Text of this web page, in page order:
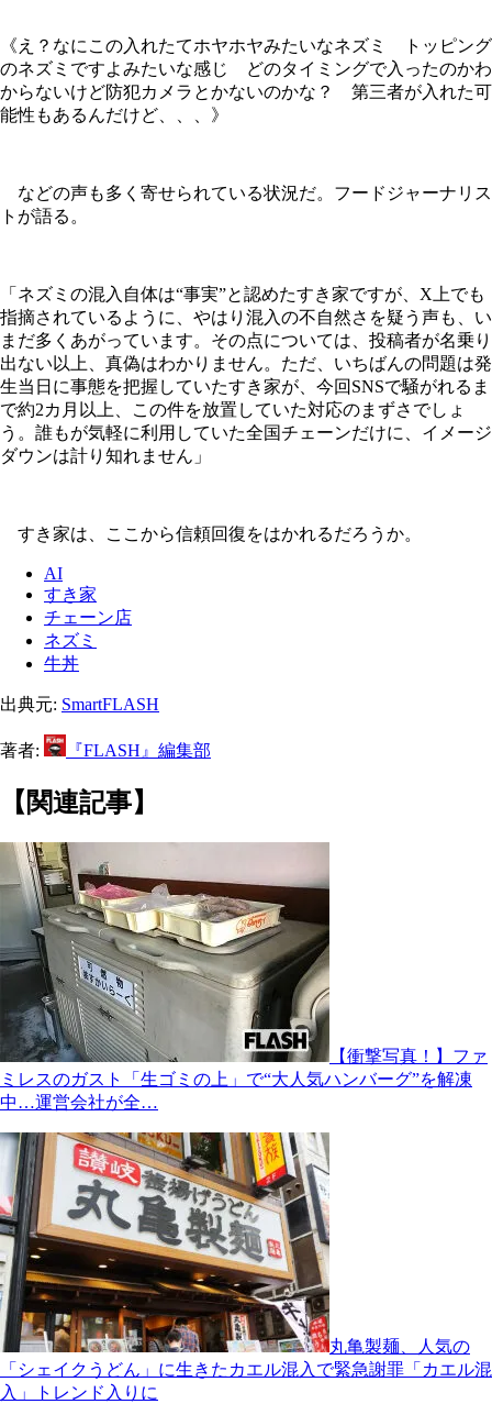
《え？なにこの入れたてホヤホヤみたいなネズミ トッピング
のネズミですよみたいな感じ どのタイミングで入ったのかわ
からないけど防犯カメラとかないのかな？ 第三者が入れた可
能性もあるんだけど、、、》
などの声も多く寄せられている状況だ。フードジャーナリス
トが語る。
「ネズミの混入自体は“事実”と認めたすき家ですが、X上でも
指摘されているように、やはり混入の不自然さを疑う声も、い
まだ多くあがっています。その点については、投稿者が名乗り
出ない以上、真偽はわかりません。ただ、いちばんの問題は発
生当日に事態を把握していたすき家が、今回SNSで騒がれるま
で約2カ月以上、この件を放置していた対応のまずさでしょ
う。誰もが気軽に利用していた全国チェーンだけに、イメージ
ダウンは計り知れません」
すき家は、ここから信頼回復をはかれるだろうか。
AI
すき家
チェーン店
ネズミ
牛丼
出典元: SmartFLASH
著者: 『FLASH』編集部
【関連記事】
【衝撃写真！】ファ
ミレスのガスト「生ゴミの上」で“大人気ハンバーグ”を解凍
中…運営会社が全…
丸亀製麺、人気の
「シェイクうどん」に生きたカエル混入で緊急謝罪「カエル混
入」トレンド入りに